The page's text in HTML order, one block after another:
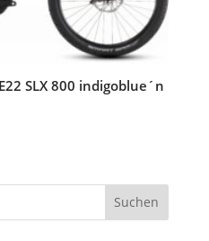
SLX 800 indigoblue´n
Suchen